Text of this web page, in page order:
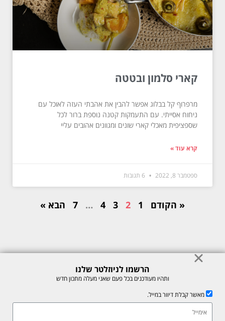
קארי סלמון ובטטה
מרפרוף קל בבלוג אפשר להבין את אהבתי העזה לאוכל עם
ניחוח אסייתי. עם התעמקות קטנה נוספת ברור לכל
שספציפית מאכלי קארי שונים ומגוונים אהובים עליי
קרא עוד »
ספטמבר 8, 2022
« הקודם 1
2
3
4
…
7 הבא »
© כל הזכויות לתוכן באתר שמורות למיכל רוזנבך 2026. אין להעתיק או לשכפל
אתר זה מוגן על ידי reCAPTCHA של חברת Google, לצפייה ב-
הרשמו לניוזלטר שלנו
ותהיו מעודכנים בכל פעם שאני מעלה מתכון חדש
מאשר קבלת דיוור במייל.